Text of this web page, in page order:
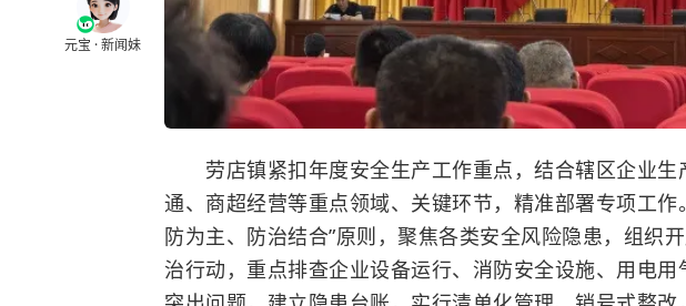
元宝 · 新闻妹
劳店镇紧扣年度安全生产工作重点，结合辖区企业生
通、商超经营等重点领域、关键环节，精准部署专项工作
防为主、防治结合”原则，聚焦各类安全风险隐患，组织
治行动，重点排查企业设备运行、消防安全设施、用电